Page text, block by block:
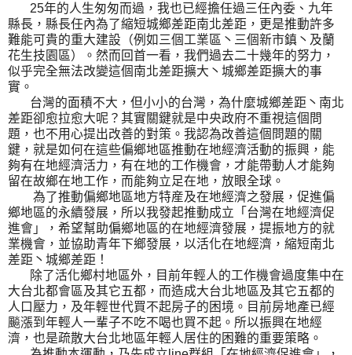
25年的人生匆匆而過，我也已經擔任過三任內委、九年
縣長，縣長任內為了縮短城鄉差距南北差距，更是推動許多
難能可貴的重大建設（例如三個工業區丶三個新市鎮丶及蘭
花生技園區）。然而回首一看，我們過去二十幾年的努力，
似乎完全無法改變這個南北差距擴大丶城鄉差距擴大的事
實。
台灣的面積不大，但小小的台灣，為什麼城鄉差距丶南北
差距卻愈拉愈大呢？其實關鍵就是中央政府不重視這個問
題，也不用心提出改善的對策。我認為改善這個問題的關
鍵，就是如何在這些偏鄉地區推動在地經濟活動的振興，能
夠有在地經濟活力，有在地的工作機會，才能帶動人才能夠
留在故鄉在地工作，而能夠立足在地，放眼全球。
為了推動偏鄉地區地方特産及在地經濟之發展，促進偏
鄉地區的永續發展，所以我發起推動成立「台灣在地經濟促
進會」，希望幫助偏鄉地區的在地經濟發展，提振地方的就
業機會，並協助青年下鄉發展，以活化在地經濟，縮短南北
差距丶城鄉差距！
除了活化鄉村地區外，目前年輕人的工作機會過度集中在
大台北都會區及其它五都，而造成大台北地區及其它五都的
人口壓力，及年輕世代買不起房子的困境。目前房地產已經
飈漲到年輕人一輩子不吃不喝也買不起。所以振興在地經
濟，也是疏散大台北地區年輕人居住的困難的重要策略。